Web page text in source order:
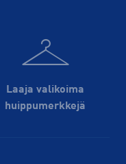
Laaja valikoima
huippu­merkkejä